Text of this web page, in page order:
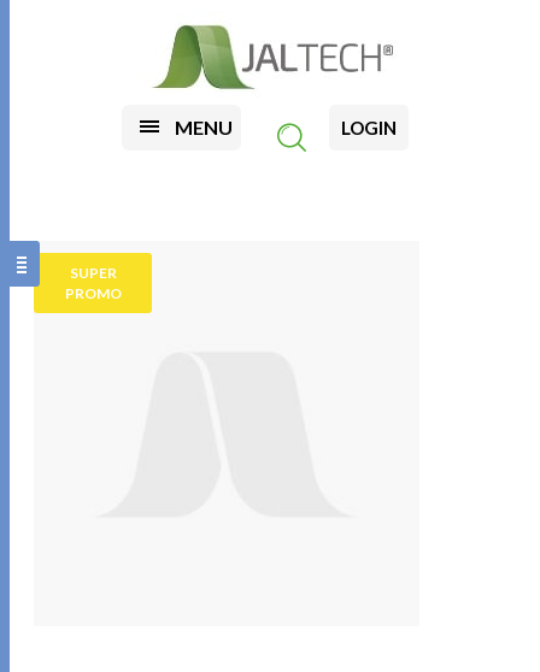
MENU LOGIN
SUPER
PROMO